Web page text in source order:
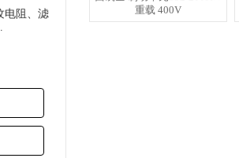
电阻、滤
重载 400V